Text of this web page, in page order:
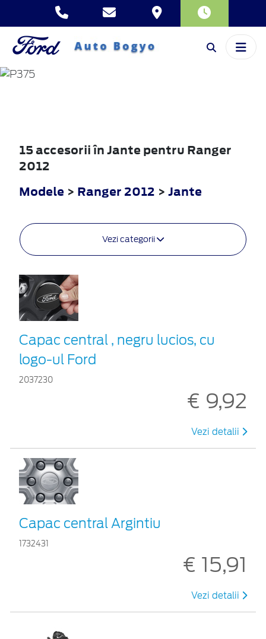
RANGER
15 accesorii în Jante pentru Ranger
2012
Modele > Ranger 2012 > Jante
Vezi categorii
Capac central , negru lucios, cu
logo-ul Ford
2037230
€ 9,92
Vezi detalii
Capac central Argintiu
1732431
€ 15,91
Vezi detalii